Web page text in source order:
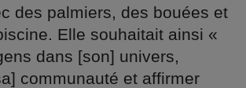
des palmiers, des bouées et
Elle souhaitait ainsi «
dans [son] univers,
communauté et affirmer